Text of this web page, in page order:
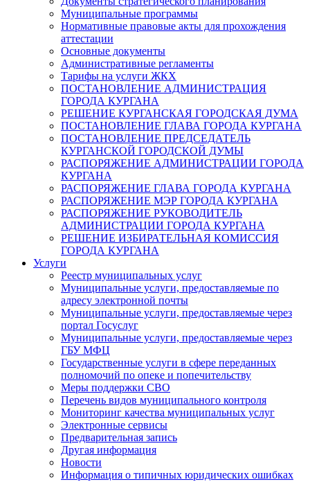
Муниципальные программы
Нормативные правовые акты для прохождения
аттестации
Основные документы
Административные регламенты
Тарифы на услуги ЖКХ
ПОСТАНОВЛЕНИЕ АДМИНИСТРАЦИЯ
ГОРОДА КУРГАНА
РЕШЕНИЕ КУРГАНСКАЯ ГОРОДСКАЯ ДУМА
ПОСТАНОВЛЕНИЕ ГЛАВА ГОРОДА КУРГАНА
ПОСТАНОВЛЕНИЕ ПРЕДСЕДАТЕЛЬ
КУРГАНСКОЙ ГОРОДСКОЙ ДУМЫ
РАСПОРЯЖЕНИЕ АДМИНИСТРАЦИИ ГОРОДА
КУРГАНА
РАСПОРЯЖЕНИЕ ГЛАВА ГОРОДА КУРГАНА
РАСПОРЯЖЕНИЕ МЭР ГОРОДА КУРГАНА
РАСПОРЯЖЕНИЕ РУКОВОДИТЕЛЬ
АДМИНИСТРАЦИИ ГОРОДА КУРГАНА
РЕШЕНИЕ ИЗБИРАТЕЛЬНАЯ КОМИССИЯ
ГОРОДА КУРГАНА
Услуги
Реестр муниципальных услуг
Муниципальные услуги, предоставляемые по
адресу электронной почты
Муниципальные услуги, предоставляемые через
портал Госуслуг
Муниципальные услуги, предоставляемые через
ГБУ МФЦ
Государственные услуги в сфере переданных
полномочий по опеке и попечительству
Меры поддержки СВО
Перечень видов муниципального контроля
Мониторинг качества муниципальных услуг
Электронные сервисы
Предварительная запись
Другая информация
Новости
Информация о типичных юридических ошибках